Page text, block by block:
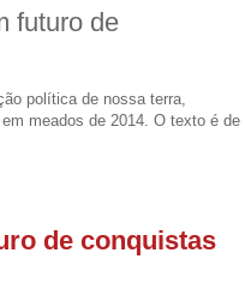
futuro de
política de nossa terra,
meados de 2014. O texto é de
de conquistas